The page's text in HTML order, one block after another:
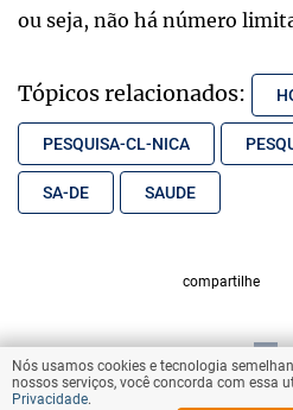
ou seja, não há número
Tópicos relacionados:
PESQUISA-CL-NICA
SA-DE SAUDE
compartilhe
VOLTAR AO
Nós usamos cookies e tecnologia
nossos serviços, você concorda com essa
Privacidade.